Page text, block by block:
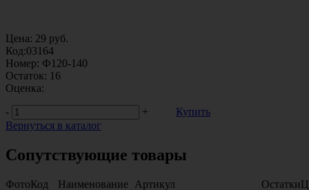
Цена: 29 руб.
Код:03164
Номер: Ф120-140
Остаток: 16
Оценка:
-
+
Купить
Вернуться в каталог
Сопутствующие товары
ФотоКод Наименование Артикул Остатки